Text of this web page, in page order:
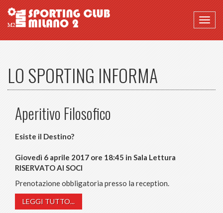
LO SPORTING INFORMA
Aperitivo Filosofico
Esiste il Destino?
Giovedì 6 aprile 2017 ore 18:45 in Sala Lettura
RISERVATO AI SOCI
Prenotazione obbligatoria presso la reception.
LEGGI TUTTO...